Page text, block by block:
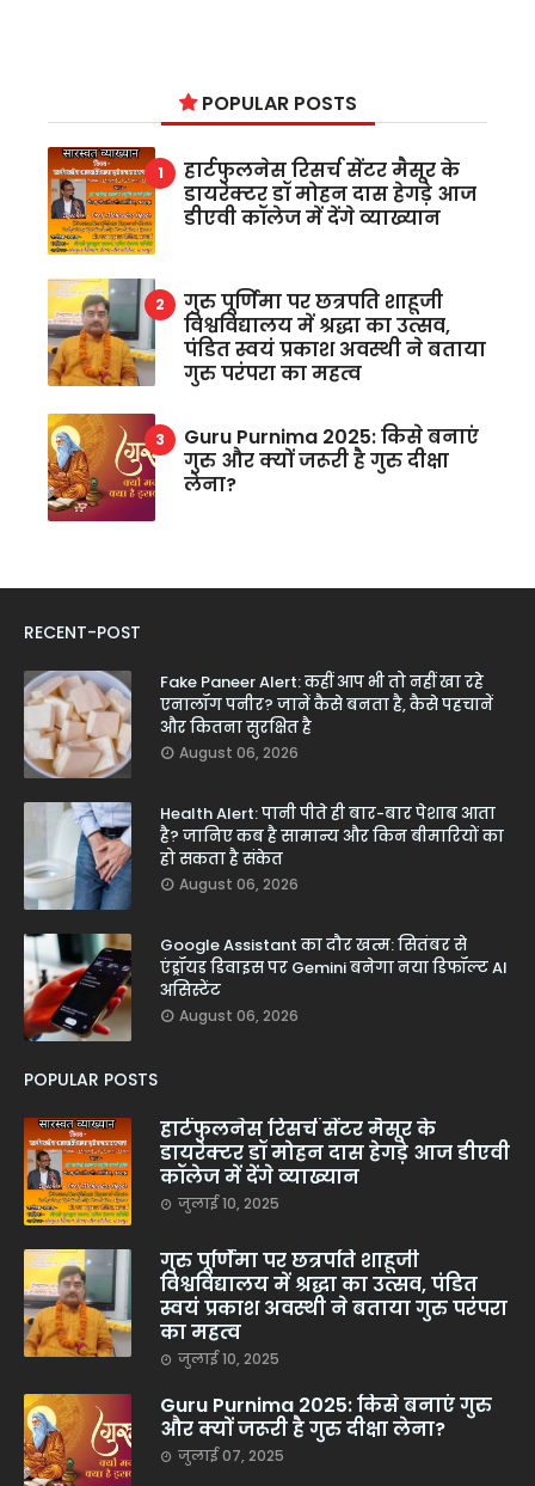
POPULAR POSTS
हार्टफुलनेस रिसर्च सेंटर मैसूर के
डायरेक्टर डॉ मोहन दास हेगड़े आज
डीएवी कॉलेज में देंगे व्याख्यान
गुरु पूर्णिमा पर छत्रपति शाहूजी
विश्वविद्यालय में श्रद्धा का उत्सव,
पंडित स्वयं प्रकाश अवस्थी ने बताया
गुरु परंपरा का महत्व
Guru Purnima 2025: किसे बनाएं
गुरु और क्यों जरूरी है गुरु दीक्षा
लेना?
RECENT-POST
Fake Paneer Alert: कहीं आप भी तो नहीं खा रहे
एनालॉग पनीर? जानें कैसे बनता है, कैसे पहचानें
और कितना सुरक्षित है
August 06, 2026
Health Alert: पानी पीते ही बार-बार पेशाब आता
है? जानिए कब है सामान्य और किन बीमारियों का
हो सकता है संकेत
August 06, 2026
Google Assistant का दौर खत्म: सितंबर से
एंड्रॉयड डिवाइस पर Gemini बनेगा नया डिफॉल्ट AI
असिस्टेंट
August 06, 2026
POPULAR POSTS
हार्टफुलनेस रिसर्च सेंटर मैसूर के
डायरेक्टर डॉ मोहन दास हेगड़े आज डीएवी
कॉलेज में देंगे व्याख्यान
जुलाई 10, 2025
गुरु पूर्णिमा पर छत्रपति शाहूजी
विश्वविद्यालय में श्रद्धा का उत्सव, पंडित
स्वयं प्रकाश अवस्थी ने बताया गुरु परंपरा
का महत्व
जुलाई 10, 2025
Guru Purnima 2025: किसे बनाएं गुरु
और क्यों जरूरी है गुरु दीक्षा लेना?
जुलाई 07, 2025